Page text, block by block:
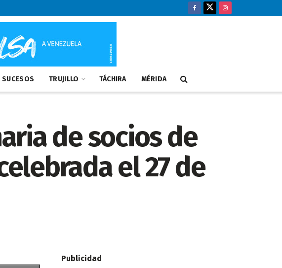
SUCESOS TRUJILLO TÁCHIRA MÉRIDA
de socios de
el 27 de
Publicidad